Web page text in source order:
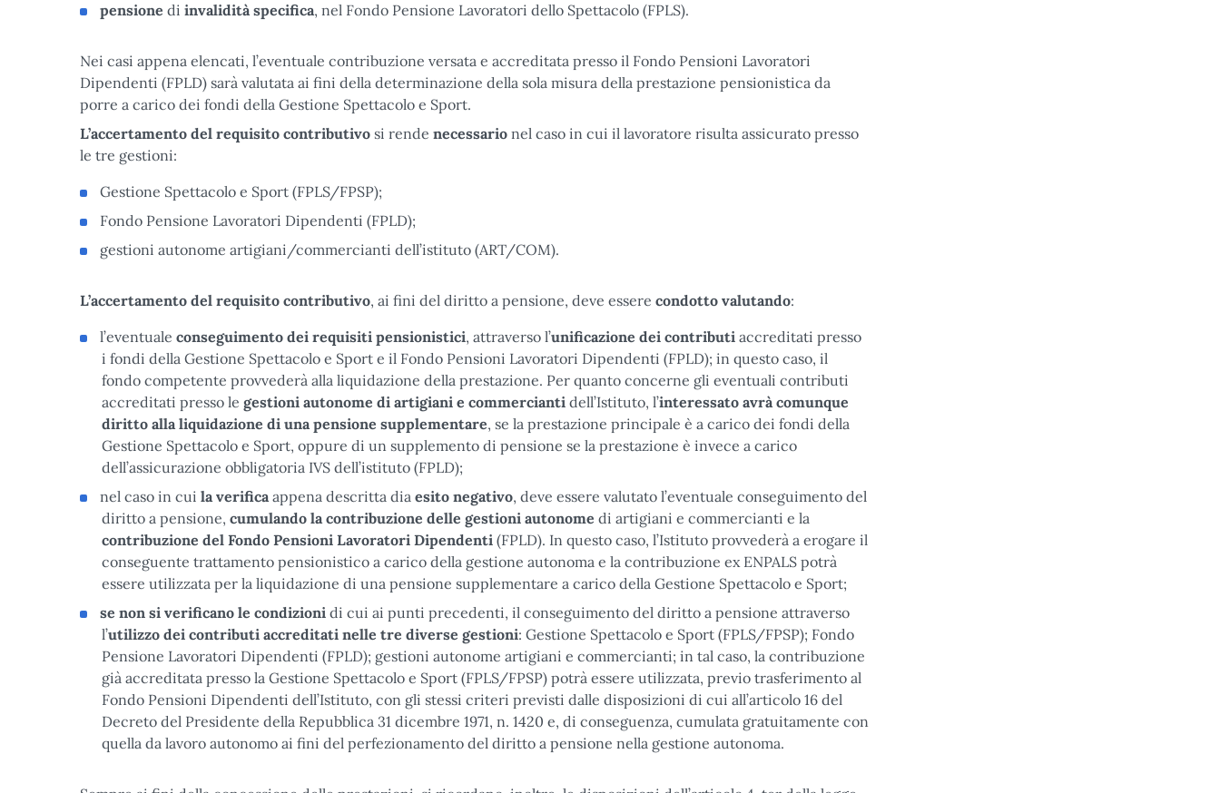
pensione di invalidità specifica, nel Fondo Pensione Lavoratori dello Spettacolo (FPLS).
Nei casi appena elencati, l’eventuale contribuzione versata e accreditata presso il Fondo Pensioni Lavoratori
Dipendenti (FPLD) sarà valutata ai fini della determinazione della sola misura della prestazione pensionistica da
porre a carico dei fondi della Gestione Spettacolo e Sport.
L’accertamento del requisito contributivo si rende necessario nel caso in cui il lavoratore risulta assicurato presso
le tre gestioni:
Gestione Spettacolo e Sport (FPLS/FPSP);
Fondo Pensione Lavoratori Dipendenti (FPLD);
gestioni autonome artigiani/commercianti dell’istituto (ART/COM).
L’accertamento del requisito contributivo, ai fini del diritto a pensione, deve essere condotto valutando:
l’eventuale conseguimento dei requisiti pensionistici, attraverso l’unificazione dei contributi accreditati presso
i fondi della Gestione Spettacolo e Sport e il Fondo Pensioni Lavoratori Dipendenti (FPLD); in questo caso, il
fondo competente provvederà alla liquidazione della prestazione. Per quanto concerne gli eventuali contributi
accreditati presso le gestioni autonome di artigiani e commercianti dell’Istituto, l’interessato avrà comunque
diritto alla liquidazione di una pensione supplementare, se la prestazione principale è a carico dei fondi della
Gestione Spettacolo e Sport, oppure di un supplemento di pensione se la prestazione è invece a carico
dell’assicurazione obbligatoria IVS dell’istituto (FPLD);
nel caso in cui la verificaappena descritta dia esito negativo, deve essere valutato l’eventuale conseguimento del
diritto a pensione, cumulando la contribuzione delle gestioni autonome di artigiani e commercianti e la
contribuzione del Fondo Pensioni Lavoratori Dipendenti (FPLD). In questo caso, l’Istituto provvederà a erogare il
conseguente trattamento pensionistico a carico della gestione autonoma e la contribuzione ex ENPALS potrà
essere utilizzata per la liquidazione di una pensione supplementare a carico della Gestione Spettacolo e Sport;
se non si verificano le condizioni di cui ai punti precedenti, il conseguimento del diritto a pensione attraverso
l’utilizzo dei contributi accreditati nelle tre diverse gestioni: Gestione Spettacolo e Sport (FPLS/FPSP); Fondo
Pensione Lavoratori Dipendenti (FPLD); gestioni autonome artigiani e commercianti; in tal caso, la contribuzione
già accreditata presso la Gestione Spettacolo e Sport (FPLS/FPSP) potrà essere utilizzata, previo trasferimento al
Fondo Pensioni Dipendenti dell’Istituto, con gli stessi criteri previsti dalle disposizioni di cui all’articolo 16 del
Decreto del Presidente della Repubblica 31 dicembre 1971, n. 1420 e, di conseguenza, cumulata gratuitamente con
quella da lavoro autonomo ai fini del perfezionamento del diritto a pensione nella gestione autonoma.